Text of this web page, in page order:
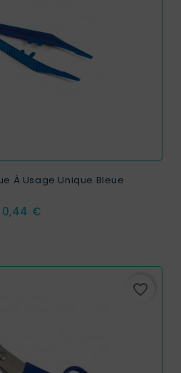
À Usage Unique Bleue
Prix
0,44 €
favorite_border